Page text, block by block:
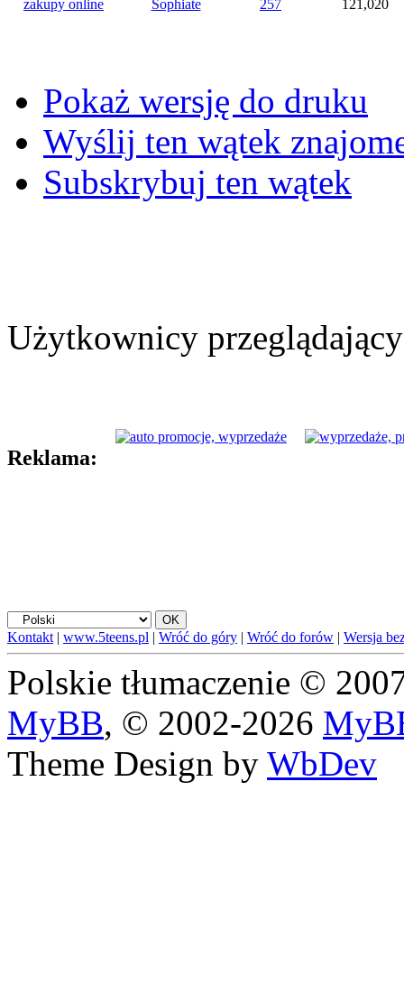
zakupy online Sophiate 257 121,020
Pokaż wersję do druku
Wyślij ten wątek
Subskrybuj ten wątek
Użytkownicy
Reklama:
Kontakt | www.5teens.pl | Wróć do góry | Wróć do forów | Wersja
Polskie tłumaczenie ©
MyBB, © 2002-2026
Theme Design by WbDev